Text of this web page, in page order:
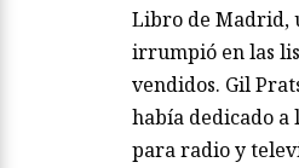
Libro de Madrid,
irrumpió en las
vendidos. Gil
había dedicado a
para radio y